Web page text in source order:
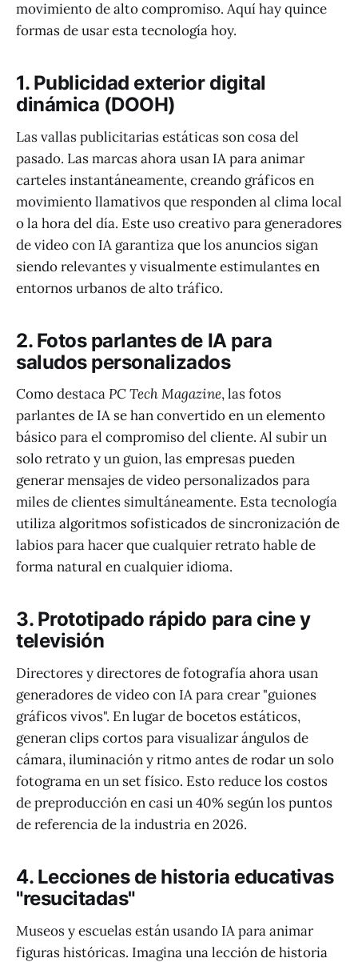
movimiento de alto compromiso. Aquí hay quince
formas de usar esta tecnología hoy.
1. Publicidad exterior digital
dinámica (DOOH)
Las vallas publicitarias estáticas son cosa del
pasado. Las marcas ahora usan IA para animar
carteles instantáneamente, creando gráficos en
movimiento llamativos que responden al clima local
o la hora del día. Este uso creativo para generadores
de video con IA garantiza que los anuncios sigan
siendo relevantes y visualmente estimulantes en
entornos urbanos de alto tráfico.
2. Fotos parlantes de IA para
saludos personalizados
Como destacaPC Tech Magazine, las fotos
parlantes de IA se han convertido en un elemento
básico para el compromiso del cliente. Al subir un
solo retrato y un guion, las empresas pueden
generar mensajes de video personalizados para
miles de clientes simultáneamente. Esta tecnología
utiliza algoritmos sofisticados de sincronización de
labios para hacer que cualquier retrato hable de
forma natural en cualquier idioma.
3. Prototipado rápido para cine y
televisión
Directores y directores de fotografía ahora usan
generadores de video con IA para crear "guiones
gráficos vivos". En lugar de bocetos estáticos,
generan clips cortos para visualizar ángulos de
cámara, iluminación y ritmo antes de rodar un solo
fotograma en un set físico. Esto reduce los costos
de preproducción en casi un 40% según los puntos
de referencia de la industria en 2026.
4. Lecciones de historia educativas
"resucitadas"
Museos y escuelas están usando IA para animar
figuras históricas. Imagina una lección de historia